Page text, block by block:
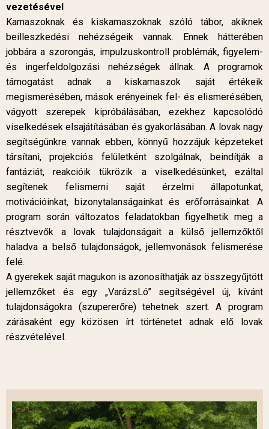
vezetésével
Kamaszoknak és kiskamaszoknak szóló tábor, akiknek
beilleszkedési nehézségeik vannak. Ennek hátterében
jobbára a szorongás, impulzuskontroll problémák, figyelem-
és ingerfeldolgozási nehézségek állnak. A programok
támogatást adnak a kiskamaszok saját értékeik
megismerésében, mások erényeinek fel- és elismerésében,
vágyott szerepek kipróbálásában, ezekhez kapcsolódó
viselkedések elsajátításában és gyakorlásában. A lovak nagy
segítségünkre vannak ebben, könnyű hozzájuk képzeteket
társítani, projekciós felületként szolgálnak, beindítják a
fantáziát, reakcióik tükrözik a viselkedésünket, ezáltal
segítenek felismerni saját érzelmi állapotunkat,
motivációinkat, bizonytalanságainkat és erőforrásainkat. A
program során változatos feladatokban figyelhetik meg a
résztvevők a lovak tulajdonságait a külső jellemzőktől
haladva a belső tulajdonságok, jellemvonások felismerése
felé.
A gyerekek saját magukon is azonosíthatják az összegyűjtött
jellemzőket és egy „VarázsLó” segítségével új, kívánt
tulajdonságokra (szupererőre) tehetnek szert. A program
zárásaként egy közösen írt történetet adnak elő lovak
részvételével.